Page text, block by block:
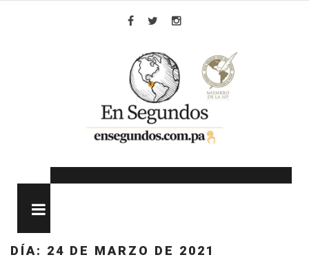
DÍA: 24 DE MARZO DE 2021